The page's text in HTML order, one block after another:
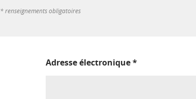
* renseignements obligatoires
Adresse électronique*